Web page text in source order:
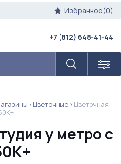
Избранное(0)
+7 (812) 648-41-44
Цветочные
Цветочная
у метро с